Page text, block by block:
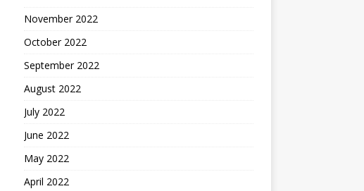
November 2022
October 2022
September 2022
August 2022
July 2022
June 2022
May 2022
April 2022